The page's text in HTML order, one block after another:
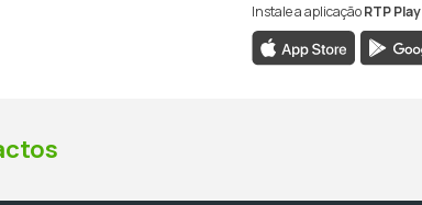
Instale a aplicaçãoRTP Play